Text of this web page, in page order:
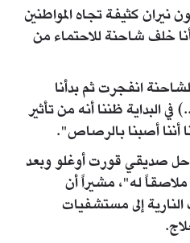
نيران كثيفة تجاه المواطنين
خلف شاحنة للاحتماء من
انفجرت ثم بدأنا
البداية ظننا أنه من تأثير
أننا أصبنا بالرصاص".
صديقي قورت أوغلو وبعد
له"، مشيراً أن
النارية إلى مستشفيات